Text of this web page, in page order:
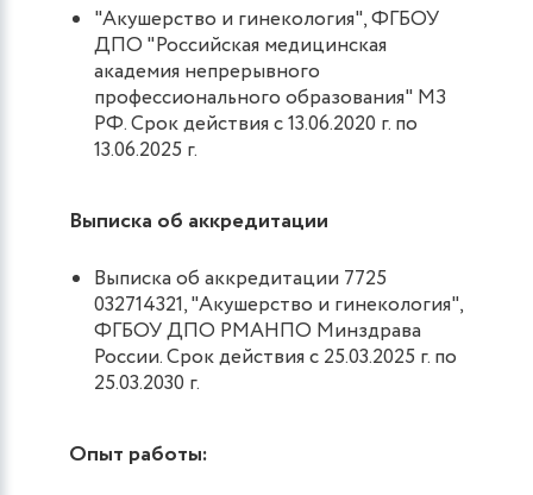
"Акушерство и гинекология", ФГБОУ
ДПО "Российская медицинская
академия непрерывного
профессионального образования" МЗ
РФ. Срок действия с 13.06.2020 г. по
13.06.2025 г.
Выписка об аккредитации
Выписка об аккредитации 7725
032714321, "Акушерство и гинекология",
ФГБОУ ДПО РМАНПО Минздрава
России. Срок действия с 25.03.2025 г. по
25.03.2030 г.
Опыт работы: